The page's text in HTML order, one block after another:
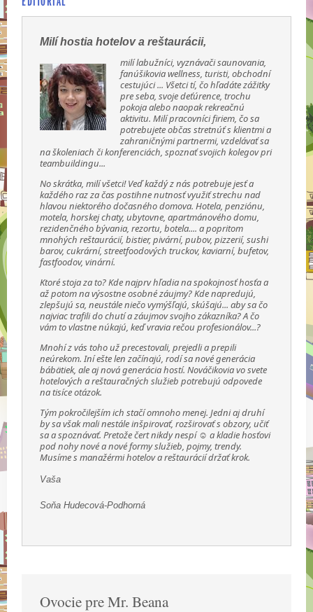
Milí hostia hotelov a reštaurácii,
milí labužníci, vyznávači saunovania,
fanúšikovia wellness, turisti, obchodní
cestujúci ... Všetci tí, čo hľadáte zážitky
pre seba, svoje deťúrence, trochu
pokoja alebo naopak rekreačnú
aktivitu. Milí pracovníci firiem, čo sa
potrebujete občas stretnúť s klientmi a
zahraničnými partnermi, vzdelávať sa
na školeniach či konferenciách, spoznať svojich kolegov pri
teambuildingu...
No skrátka, milí všetci! Veď každý z nás potrebuje jesť a
každého raz za čas postihne nutnosť využiť strechu nad
hlavou niektorého dočasného domova. Hotela, penziónu,
motela, horskej chaty, ubytovne, apartmánového domu,
rezidenčného bývania, rezortu, botela.... a popritom
mnohých reštaurácií, bistier, pivární, pubov, pizzerií, sushi
barov, cukrární, streetfoodových truckov, kaviarní, bufetov,
fastfoodov, vinární.
Ktoré stoja za to? Kde najprv hľadia na spokojnosť hosťa a
až potom na výsostne osobné záujmy? Kde napredujú,
zlepšujú sa, neustále niečo vymýšľajú, skúšajú... aby sa čo
najviac trafili do chutí a záujmov svojho zákazníka? A čo
vám to vlastne núkajú, keď vravia rečou profesionálov...?
Mnohí z vás toho už precestovali, prejedli a prepili
neúrekom. Iní ešte len začínajú, rodí sa nové generácia
bábätiek, ale aj nová generácia hostí. Nováčikovia vo svete
hotelových a reštauračných služieb potrebujú odpovede
na tisíce otázok.
Tým pokročilejším ich stačí omnoho menej. Jedni aj druhí
by sa však mali nestále inšpirovať, rozširovať s obzory, učiť
sa a spoznávať. Pretože čert nikdy nespí ☺ a kladie hosťovi
pod nohy nové a nové formy služieb, pojmy, trendy.
Musíme s manažérmi hotelov a reštaurácií držať krok.
Vaša
Soňa Hudecová-Podhorná
Ovocie pre Mr. Beana